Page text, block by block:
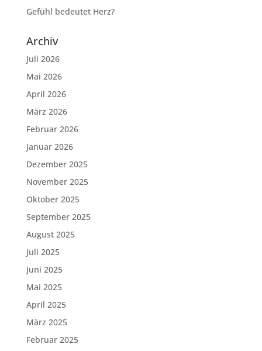
Gefühl bedeutet Herz?
Archiv
Juli 2026
Mai 2026
April 2026
März 2026
Februar 2026
Januar 2026
Dezember 2025
November 2025
Oktober 2025
September 2025
August 2025
Juli 2025
Juni 2025
Mai 2025
April 2025
März 2025
Februar 2025